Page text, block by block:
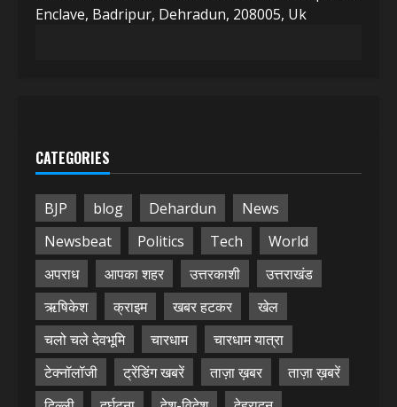
Enclave, Badripur, Dehradun, 208005, Uk
CATEGORIES
BJP blog Dehardun
News
Newsbeat
Politics Tech
World
अपराध
आपका शहर उत्तरकाशी
उत्तराखंड
ऋषिकेश
क्राइम खबर हटकर
खेल
चलो चले देवभूमि
चारधाम
चारधाम यात्रा
टेक्नॉलॉजी
ट्रेंडिंग खबरें ताज़ा ख़बर
ताज़ा ख़बरें